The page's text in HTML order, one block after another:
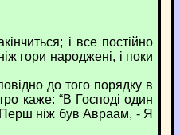
і все постійно
гори народжені, і поки
до того порядку в
каже: “В Господі один
ніж був Авраам, - Я